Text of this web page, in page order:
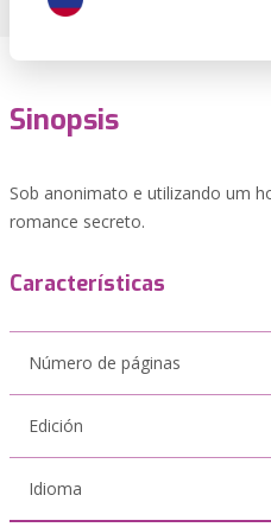
Sinopsis
Sob anonimato e utilizando um
romance secreto.
Características
Número de páginas
Edición
Idioma